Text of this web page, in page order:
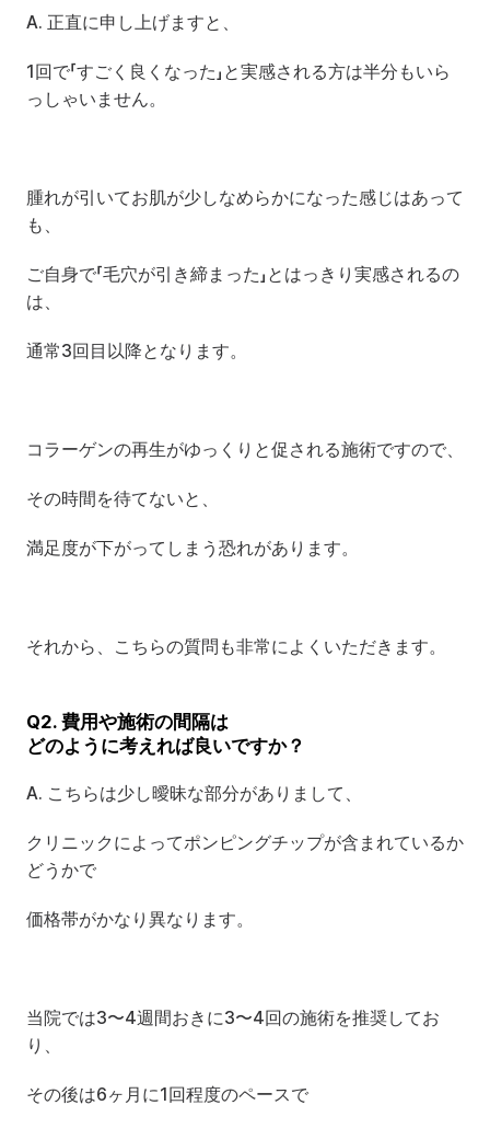
A. 正直に申し上げますと、
1回で「すごく良くなった」と実感される方は半分もいら
っしゃいません。
腫れが引いてお肌が少しなめらかになった感じはあって
も、
ご自身で「毛穴が引き締まった」とはっきり実感されるの
は、
通常3回目以降となります。
コラーゲンの再生がゆっくりと促される施術ですので、
その時間を待てないと、
満足度が下がってしまう恐れがあります。
それから、こちらの質問も非常によくいただきます。
Q2. 費用や施術の間隔は
どのように考えれば良いですか？
A. こちらは少し曖昧な部分がありまして、
クリニックによってポンピングチップが含まれているか
どうかで
価格帯がかなり異なります。
当院では3〜4週間おきに3〜4回の施術を推奨してお
り、
その後は6ヶ月に1回程度のペースで